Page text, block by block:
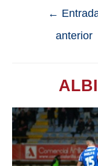
←
anterior